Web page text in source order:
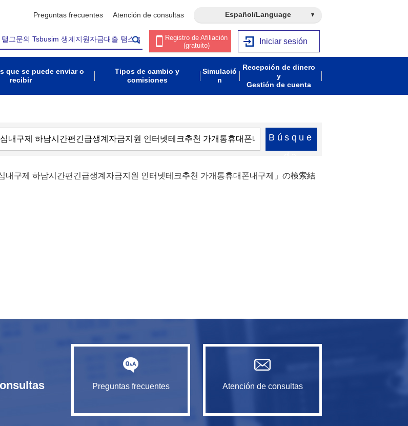
Preguntas frecuentes Atención de consultas Español/Language
Registro de Afiliación
(gratuito)
Iniciar sesión
que se puede enviar o
recibir
Tipos de cambio y
comisiones
Simulació
n
Recepción de dinero
y
Gestión de cuenta
Búsque
내구제 하남시간편긴급생계자금지원 인터넷테크추천 가개통휴대폰내구제」の検索結
Preguntas frecuentes Atención de consultas